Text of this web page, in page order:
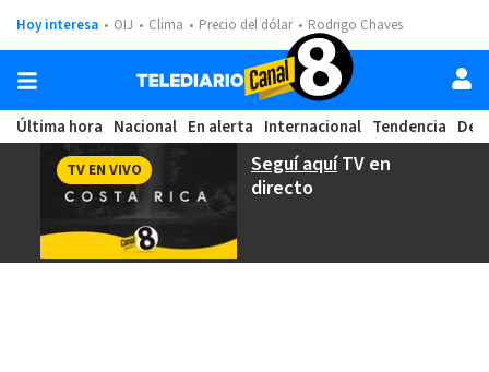
Hoy interesa OIJ Clima Precio del dólar Rodrigo Chaves
Última hora Nacional En alerta Internacional Tendencia
Seguí aquíTV en
directo
TV EN VIVO